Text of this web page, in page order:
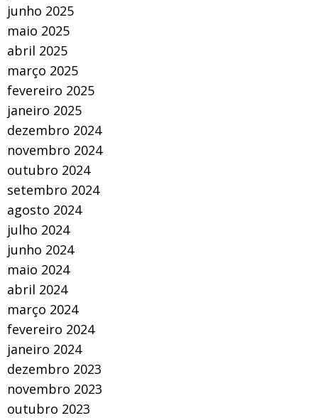
junho 2025
maio 2025
abril 2025
março 2025
fevereiro 2025
janeiro 2025
dezembro 2024
novembro 2024
outubro 2024
setembro 2024
agosto 2024
julho 2024
junho 2024
maio 2024
abril 2024
março 2024
fevereiro 2024
janeiro 2024
dezembro 2023
novembro 2023
outubro 2023